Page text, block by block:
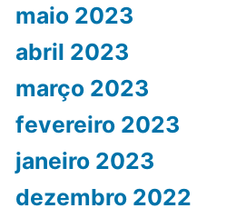
maio 2023
abril 2023
março 2023
fevereiro 2023
janeiro 2023
dezembro 2022